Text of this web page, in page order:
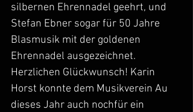
silbernen Ehrennadel geehrt, und
Stefan Ebner sogar für 50 Jahre
Blasmusik mit der goldenen
Ehrennadel ausgezeichnet.
Herzlichen Glückwunsch! Karin
Horst konnte dem Musikverein Au
dieses Jahr auch nochfür ein